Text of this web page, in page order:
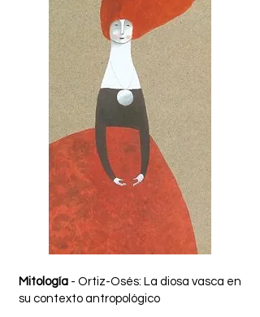
Mitología - Ortiz-Osés: La diosa vasca en
su contexto antropológico